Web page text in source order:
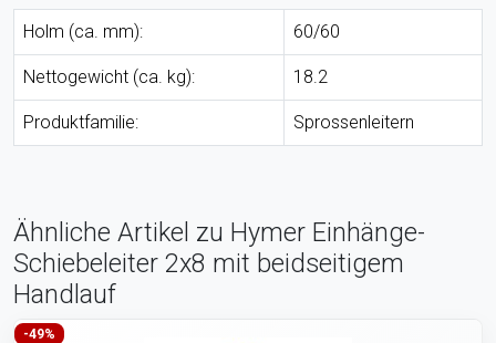
Holm (ca. mm): 60/60
Nettogewicht (ca. kg): 18.2
Produktfamilie: Sprossenleitern
Ähnliche Artikel zu Hymer Einhänge-
Schiebeleiter 2x8 mit beidseitigem
Handlauf
-49%